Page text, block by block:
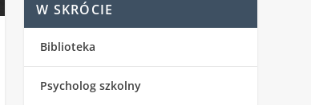
W SKRÓCIE
Biblioteka
Psycholog szkolny